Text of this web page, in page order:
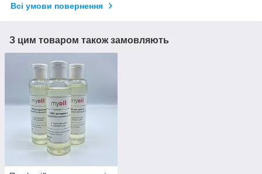
Всі умови повернення
З цим товаром також замовляють